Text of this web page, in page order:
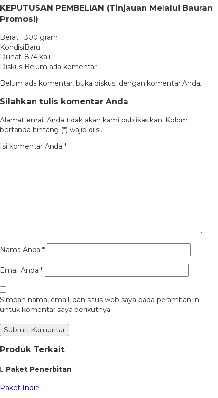
KEPUTUSAN PEMBELIAN (Tinjauan Melalui Bauran
Promosi)
Berat
300 gram
KondisiBaru
Dilihat 874 kali
Diskusi Belum ada komentar
Belum ada komentar, buka diskusi dengan komentar Anda.
Silahkan tulis komentar Anda
Alamat email Anda tidak akan kami publikasikan. Kolom
bertanda bintang (*) wajib diisi.
Isi komentar Anda *
Nama Anda *
Email Anda *
Simpan nama, email, dan situs web saya pada peramban ini
untuk komentar saya berikutnya.
Produk Terkait
Paket Penerbitan
Paket Indie